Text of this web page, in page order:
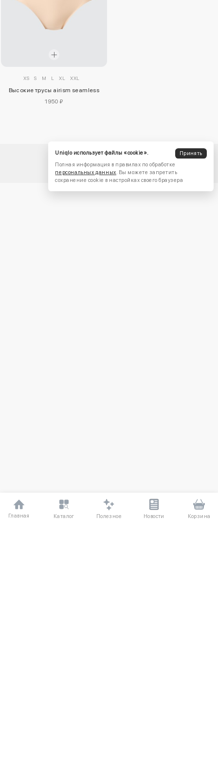
XS S M L XL XXL
Высокие трусы airism seamless
1950 ₽
Главная Каталог Полезное Новости Корзина
Uniqlo использует файлы «cookie».
Принять
Полная информация в правилах по обработке
персональных данных. Вы можете запретить
сохранение cookie в настройках своего браузера